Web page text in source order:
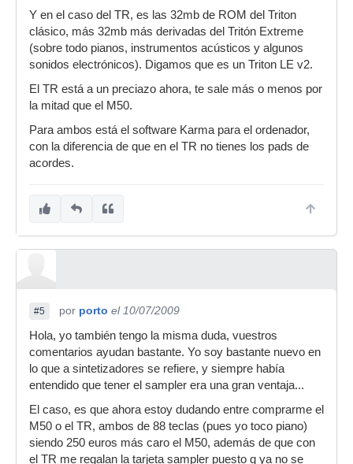
Y en el caso del TR, es las 32mb de ROM del Triton
clásico, más 32mb más derivadas del Tritón Extreme
(sobre todo pianos, instrumentos acústicos y algunos
sonidos electrónicos). Digamos que es un Triton LE v2.
El TR está a un preciazo ahora, te sale más o menos por
la mitad que el M50.
Para ambos está el software Karma para el ordenador,
con la diferencia de que en el TR no tienes los pads de
acordes.
#5 por porto el 10/07/2009
Hola, yo también tengo la misma duda, vuestros
comentarios ayudan bastante. Yo soy bastante nuevo en
lo que a sintetizadores se refiere, y siempre había
entendido que tener el sampler era una gran ventaja...
El caso, es que ahora estoy dudando entre comprarme el
M50 o el TR, ambos de 88 teclas (pues yo toco piano)
siendo 250 euros más caro el M50, además de que con
el TR me regalan la tarjeta sampler puesto q ya no se